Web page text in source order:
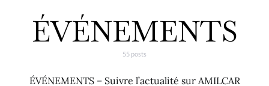
ÉVÉNEMENTS
55 posts
ÉVÉNEMENTS – Suivre l’actualité sur AMILCAR